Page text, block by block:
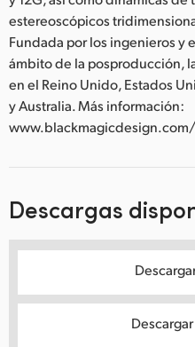
estereoscópicos
Fundada por los ingenieros y
ámbito de la posproducción,
en el Reino Unido, Estados
y Australia. Más información:
Descargas